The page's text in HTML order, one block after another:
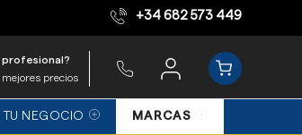
Equipo de expertos +34 682 573 449
profesional?
mejores precios
TU NEGOCIO MARCAS